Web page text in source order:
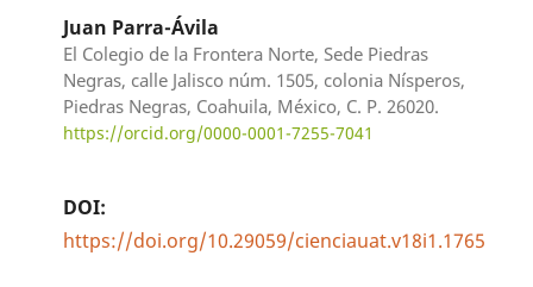
Juan Parra-Ávila
El Colegio de la Frontera Norte, Sede Piedras
Negras, calle Jalisco núm. 1505, colonia Nísperos,
Piedras Negras, Coahuila, México, C. P. 26020.
https://orcid.org/0000-0001-7255-7041
DOI:
https://doi.org/10.29059/cienciauat.v18i1.1765